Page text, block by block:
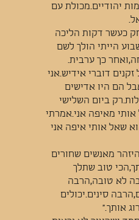
יהודיים.מכולת עם
כעשר דקות הליכה
הייתי הולך לשם
כך ערבית.
דוברי אידיש.אני
הם היו אדישים
ביום השלישי
מאיפה אני.אמרתי
שאל אותי איפה אני
מאנשים שחורים
טוב שתלך
לא טובה,הרבה
סינים.יכולים
אותך."